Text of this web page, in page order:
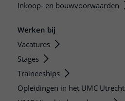
Inkoop- en bouwvoorwaarden
Werken bij
Vacatures
Stages
Traineeships
Opleidingen in het UMC Utrecht